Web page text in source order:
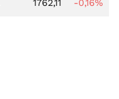
1762,11 -0,16%